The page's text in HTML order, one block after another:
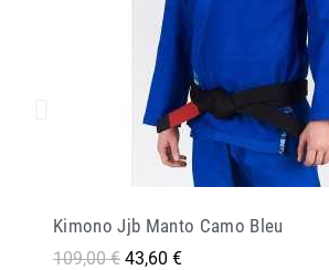
Kimono Jjb Manto Camo Bleu
109,00 € 43,60 €